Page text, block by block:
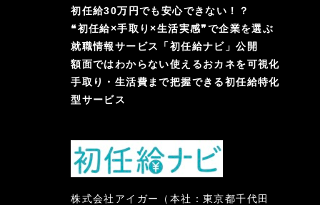
初任給30万円でも安心できない！？
❝初任給×手取り×生活実感❞で企業を選ぶ
就職情報サービス「初任給ナビ」公開
額面ではわからない使えるおカネを可視化
手取り・生活費まで把握できる初任給特化
型サービス
株式会社アイガー（本社：東京都千代田